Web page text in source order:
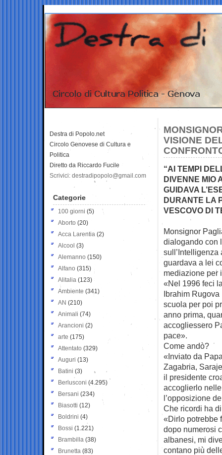
VISIONE
“AI TEMPI
DIVENNE MIO
GUIDAVA
DURANTE LA
VESCOVO DI
Monsignor
dialogando con
sull’Intelligenza
guardava a lei
mediazione per
«Nel 1996 feci
Ibrahim
scuola per poi
anno prima,
accogliessero
pace».
Come andò?
«Inviato da
Zagabria,
il presidente
accoglierlo
l’opposizione
Che ricordi ha
«Dirlo potrebbe
dopo numerosi
albanesi, mi
contano più
Destra di Popolo.net
Circolo Genovese di Cultura e
Politica
Diretto da Riccardo Fucile
Scrivici: destradipopolo@gmail.com
Categorie
100 giorni (5)
Aborto (20)
Acca Larentia (2)
Alcool (3)
Alemanno (150)
Alfano (315)
Alitalia (123)
Ambiente (341)
AN (210)
Animali (74)
Arancioni (2)
arte (175)
Attentato (329)
Auguri (13)
Batini (3)
Berlusconi (4.295)
Bersani (234)
Biasotti (12)
Boldrini (4)
Bossi (1.221)
Brambilla (38)
Brunetta (83)